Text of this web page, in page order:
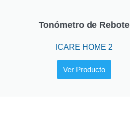
Tonómetro de Rebote
ICARE HOME 2
Ver Producto